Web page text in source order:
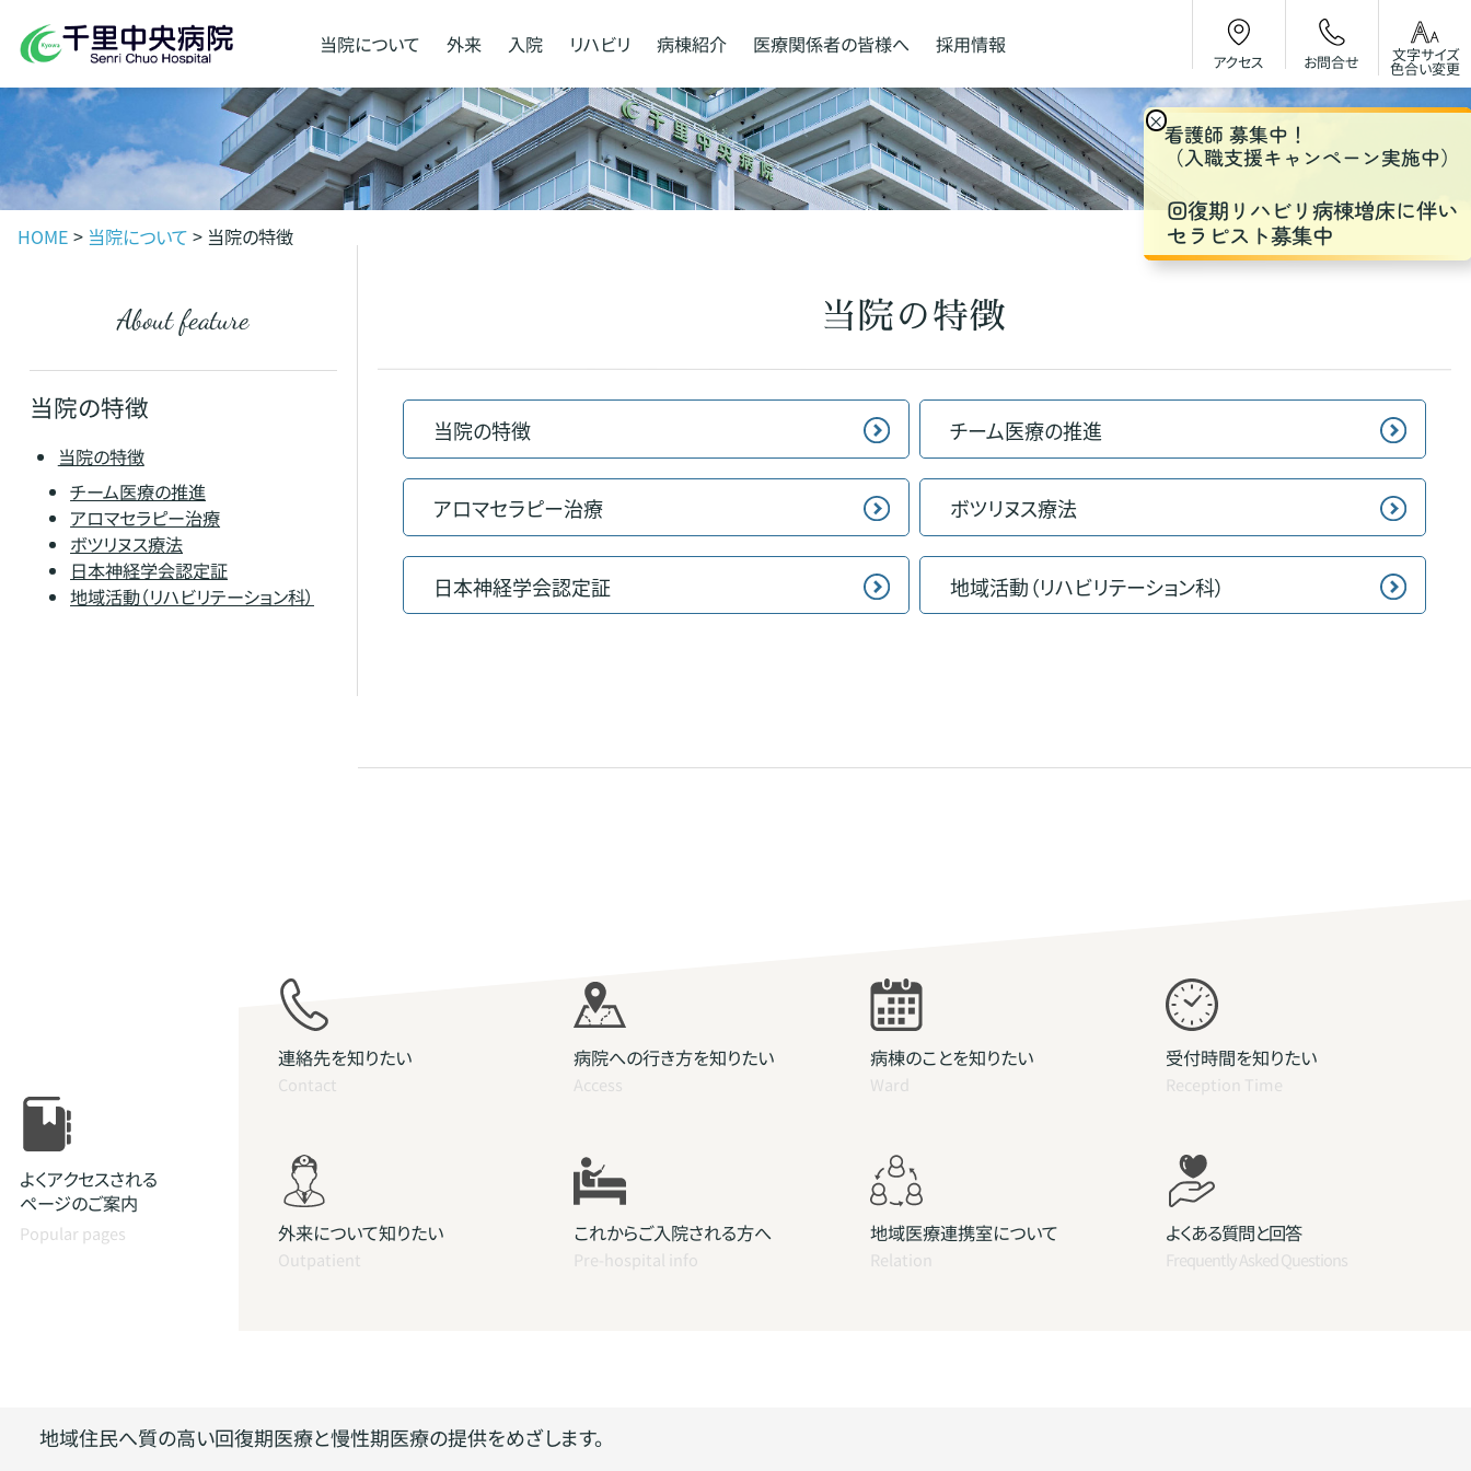
当院について 外来 入院 リハビリ 病棟紹介 医療関係者の皆様へ 採用情報
アクセス お問合せ 文字サイズ
色合い変更
HOME > 当院について > 当院の特徴
当院の特徴
当院の特徴 チーム医療の推進
アロマセラピー治療 ボツリヌス療法
日本神経学会認定証 地域活動（リハビリテーション科）
about feature
当院の特徴
当院の特徴
チーム医療の推進
アロマセラピー治療
ボツリヌス療法
日本神経学会認定証
地域活動（リハビリテーション科）
よくアクセスされる
ページのご案内
Popular pages
連絡先を知りたい
Contact
病院への行き方を知りたい
Access
病棟のことを知りたい
Ward
受付時間を知りたい
Reception Time
外来について知りたい
Outpatient
これからご入院される方へ
Pre-hospital info
地域医療連携室について
Relation
よくある質問と回答
Frequently Asked Questions
地域住民へ質の高い回復期医療と慢性期医療の提供をめざします。
×看護師 募集中！
（入職支援キャンペーン実施中）
回復期リハビリ病棟増床に伴い
セラピスト募集中